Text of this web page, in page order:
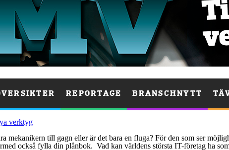
REPORTAGE BRANSCHNYTT
verktyg
mekanikern till gagn eller är det bara en fluga? För den som ser
också fylla din plånbok. Vad kan världens största IT-företag ha